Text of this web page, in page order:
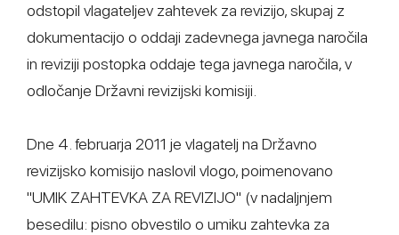
odstopil vlagateljev zahtevek za revizijo, skupaj z
dokumentacijo o oddaji zadevnega javnega naročila
in reviziji postopka oddaje tega javnega naročila, v
odločanje Državni revizijski komisiji.
Dne 4. februarja 2011 je vlagatelj na Državno
revizijsko komisijo naslovil vlogo, poimenovano
"UMIK ZAHTEVKA ZA REVIZIJO" (v nadaljnjem
besedilu: pisno obvestilo o umiku zahtevka za